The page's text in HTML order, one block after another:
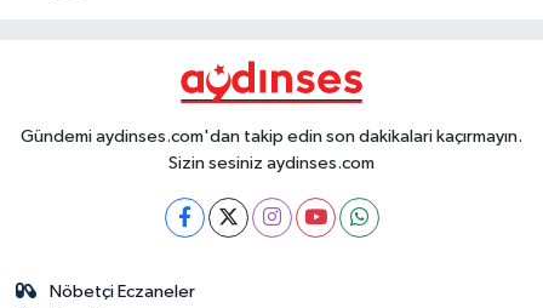
Gündemi aydinses.com'dan takip edin son dakikalari kaçırmayın.
Sizin sesiniz aydinses.com
Nöbetçi Eczaneler